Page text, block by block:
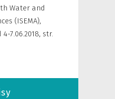
Water and
(ISEMA),
7.06.2018, str.